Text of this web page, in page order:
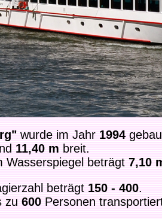
wurde im Jahr1994
11,40 mbreit.
Wasserspiegel beträgt7,10
beträgt150 - 400.
zu600Personen